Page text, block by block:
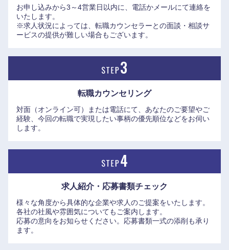
お申し込みから3～4営業日以内に、電話かメールにて連絡を
いたします。
※求人状況によっては、転職カウンセラーとの面談・相談サ
ービスの提供が難しい場合もございます。
転職カウンセリング
対面（オンライン可）または電話にて、あなたのご要望やご
経験、今回の転職で実現したい事柄の優先順位などをお伺い
します。
求人紹介・応募書類チェック
様々な角度から具体的な企業や求人のご提案をいたします。
各社の社風や雰囲気についてもご案内します。
応募の意向をお知らせください。応募書類一式の添削も承り
ます。
鳥取県 島根県
岡山県 広島県